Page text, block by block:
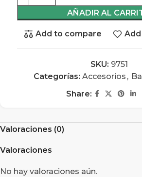
AÑADIR AL
Add to compare
SKU: 9751
Categorías: Accesorios ,
Share:
Valoraciones (0)
Valoraciones
No hay valoraciones aún.